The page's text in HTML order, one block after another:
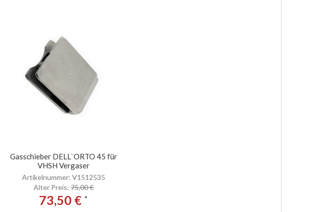
Gasschieber DELL`ORTO 45 für
VHSH Vergaser
Artikelnummer: V1512535
Alter Preis: 75,00 €
73,50 € *